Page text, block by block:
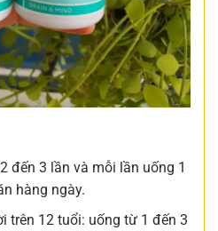
đến 3 lần và mỗi lần uống 1
hàng ngày.
trên 12 tuổi: uống từ 1 đến 3